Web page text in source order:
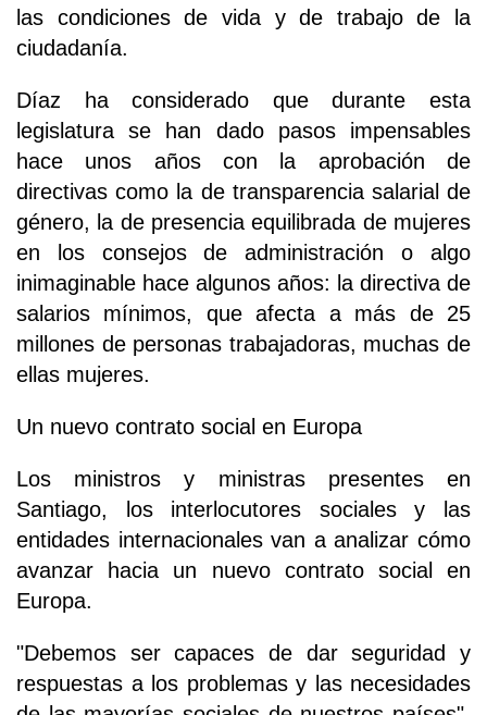
las condiciones de vida y de trabajo de la
ciudadanía.
Díaz ha considerado que durante esta
legislatura se han dado pasos impensables
hace unos años con la aprobación de
directivas como la de transparencia salarial de
género, la de presencia equilibrada de mujeres
en los consejos de administración o algo
inimaginable hace algunos años: la directiva de
salarios mínimos, que afecta a más de 25
millones de personas trabajadoras, muchas de
ellas mujeres.
Un nuevo contrato social en Europa
Los ministros y ministras presentes en
Santiago, los interlocutores sociales y las
entidades internacionales van a analizar cómo
avanzar hacia un nuevo contrato social en
Europa.
"Debemos ser capaces de dar seguridad y
respuestas a los problemas y las necesidades